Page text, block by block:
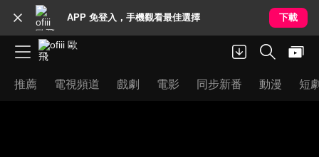
APP 免登入，手機觀看最佳選擇 下載
推薦 電視頻道 戲劇 電影 同步新番 動漫 短